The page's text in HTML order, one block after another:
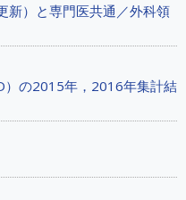
新）と専門医共通／外科領
の2015年，2016年集計結